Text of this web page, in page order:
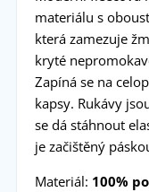
materiálu s
která zamezuje
kryté
Zapíná se na
kapsy. Rukávy
se dá stáhnout
je začištěný
Materiál: 100%